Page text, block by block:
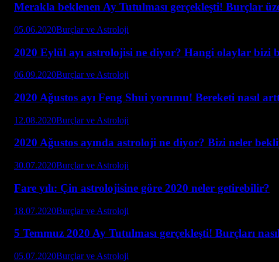
Merakla beklenen Ay Tutulması gerçekleşti! Burçlar
05.06.2020Burçlar ve Astroloji
2020 Eylül ayı astrolojisi ne diyor? Hangi olaylar bizi
06.09.2020Burçlar ve Astroloji
2020 Ağustos ayı Feng Shui yorumu! Bereketi nasıl
12.08.2020Burçlar ve Astroloji
2020 Ağustos ayında astroloji ne diyor? Bizi neler
30.07.2020Burçlar ve Astroloji
Fare yılı: Çin astrolojisine göre 2020 neler getirebilir?
18.07.2020Burçlar ve Astroloji
5 Temmuz 2020 Ay Tutulması gerçekleşti! Burçları
05.07.2020Burçlar ve Astroloji